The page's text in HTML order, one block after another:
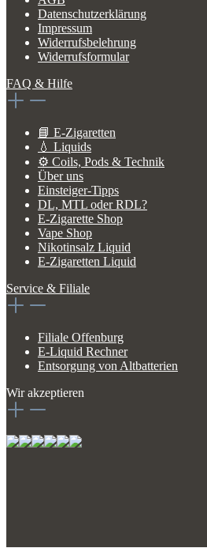
Datenschutzerklärung
Impressum
Widerrufsbelehrung
Widerrufsformular
FAQ & Hilfe
📘 E-Zigaretten
💧 Liquids
⚙️ Coils, Pods & Technik
Über uns
Einsteiger-Tipps
DL, MTL oder RDL?
E-Zigarette Shop
Vape Shop
Nikotinsalz Liquid
E-Zigaretten Liquid
Service & Filiale
Filiale Offenburg
E-Liquid Rechner
Entsorgung von Altbatterien
Wir akzeptieren